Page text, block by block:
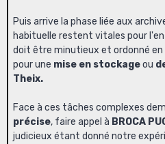
Puis arrive la phase liée aux
habituelle restent vitales pour
doit être minutieux et ordonné
pour une mise en stockageou
Theix.
Face à ces tâches complexes
précise, faire appel à BROCA
judicieux étant donné notre